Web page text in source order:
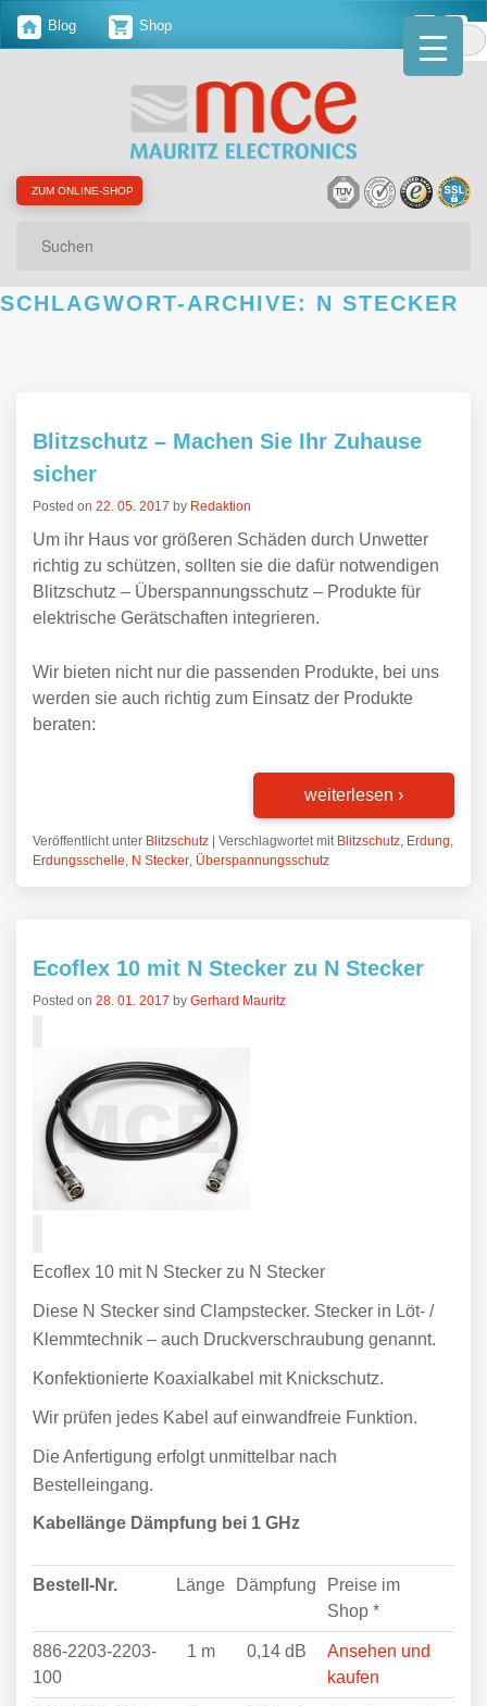
Blog Shop
ZUM ONLINE-SHOP
SCHLAGWORT-ARCHIVE: N STECKER
Blitzschutz – Machen Sie Ihr Zuhause
sicher
Posted on 22. 05. 2017 by Redaktion
Um ihr Haus vor größeren Schäden durch Unwetter
richtig zu schützen, sollten sie die dafür notwendigen
Blitzschutz – Überspannungsschutz – Produkte für
elektrische Gerätschaften integrieren.
Wir bieten nicht nur die passenden Produkte, bei uns
werden sie auch richtig zum Einsatz der Produkte
beraten:
weiterlesen ›
Veröffentlicht unter Blitzschutz | Verschlagwortet mit Blitzschutz Erdung
Erdungsschelle N Stecker Überspannungsschutz
Ecoflex 10 mit N Stecker zu N Stecker
Posted on 28. 01. 2017 by Gerhard Mauritz
Ecoflex 10 mit N Stecker zu N Stecker
Diese N Stecker sind Clampstecker. Stecker in Löt- /
Klemmtechnik – auch Druckverschraubung genannt.
Konfektionierte Koaxialkabel mit Knickschutz.
Wir prüfen jedes Kabel auf einwandfreie Funktion.
Die Anfertigung erfolgt unmittelbar nach
Bestelleingang.
Kabellänge Dämpfung bei 1 GHz
Bestell-Nr. Länge Dämpfung
Preise im
Shop *
886-2203-2203-
100
1 m 0,14 dB
Ansehen und
kaufen